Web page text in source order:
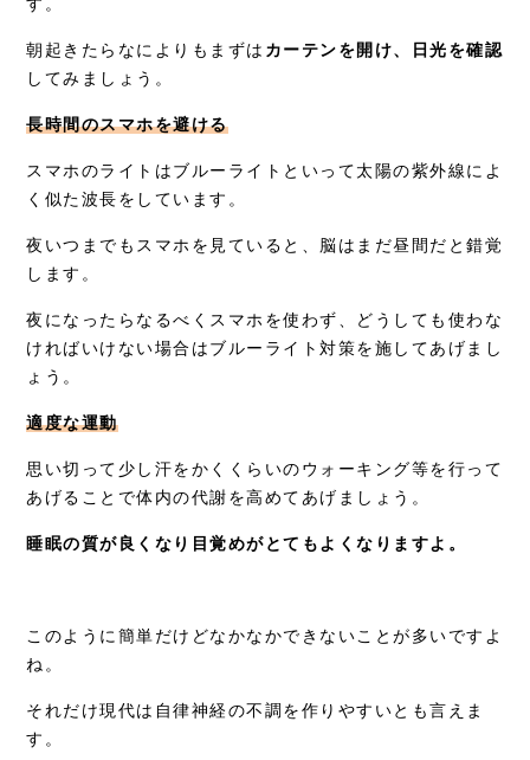
朝起きたらなによりもまずは カーテンを開け、日光を確認
してみましょう。
長時間のスマホを避ける
スマホのライトはブルーライトといって太陽の紫外線によ
く似た波長をしています。
夜いつまでもスマホを見ていると、脳はまだ昼間だと錯覚
します。
夜になったらなるべくスマホを使わず、どうしても使わな
ければいけない場合はブルーライト対策を施してあげまし
ょう。
適度な運動
思い切って少し汗をかくくらいのウォーキング等を行って
あげることで体内の代謝を高めてあげましょう。
睡眠の質が良くなり目覚めがとてもよくなりますよ。
このように簡単だけどなかなかできないことが多いですよ
ね。
それだけ現代は自律神経の不調を作りやすいとも言えま
す。